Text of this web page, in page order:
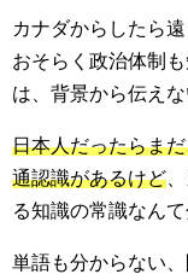
カナダからしたら
おそらく政治体制
は、背景から伝え
日本人だったらま
通認識があるけど
る知識の常識なん
単語も分からない